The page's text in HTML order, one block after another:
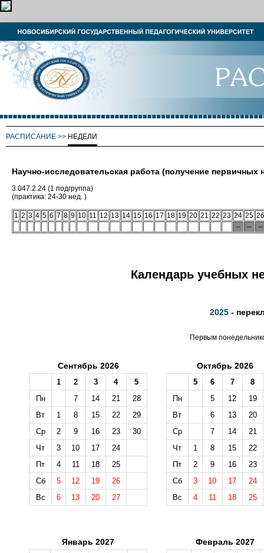
РАСПИСАНИЕ >> НЕДЕЛИ
Научно-исследовательская работа (получение
3.047.2.24 (1 подгруппа)
(практика: 24-30 нед. )
1 2 3 4 5 6 7 8 9 10 11 12 13 14 15 16 17 18 19 20 21 22 23 24 25 26
--
-- --
Календарь учебных
2025 -
Первым
Сентябрь 2026
1 2 3 4
5
Пн
7 14 21
28
Вт
1 8 15 22
29
Ср
2 9 16 23
30
Чт
3 10 17
24
Пт
4 11 18
25
Сб
5 12 19
26
Вс
6 13 20 27
Октябрь 2026
5 6 7
8
Пн
5 12
19
Вт
6 13
20
Ср
7 14
21
Чт
1 8 15
22
Пт
2 9 16
23
Сб
3 10 17
24
Вс
4 11 18 25
Январь 2027 Февраль 2027